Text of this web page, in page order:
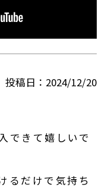
投稿日 2024/12/20
できて嬉しいで
るだけで気持ち